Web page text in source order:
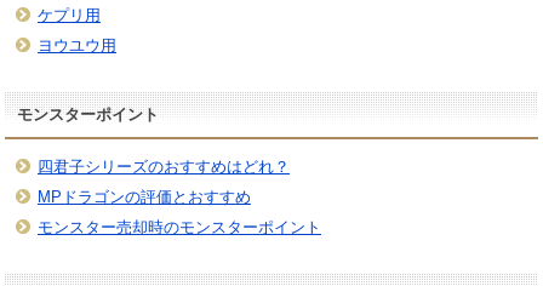
ケプリ用
ヨウユウ用
モンスターポイント
四君子シリーズのおすすめはどれ？
MPドラゴンの評価とおすすめ
モンスター売却時のモンスターポイント